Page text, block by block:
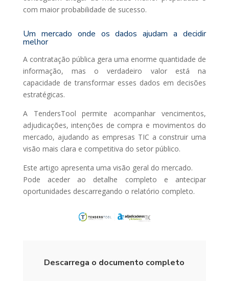
com maior probabilidade de sucesso.
Um mercado onde os dados ajudam a decidir
melhor
A contratação pública gera uma enorme quantidade de
informação, mas o verdadeiro valor está na
capacidade de transformar esses dados em decisões
estratégicas.
A TendersTool permite acompanhar vencimentos,
adjudicações, intenções de compra e movimentos do
mercado, ajudando as empresas TIC a construir uma
visão mais clara e competitiva do setor público.
Este artigo apresenta uma visão geral do mercado.
Pode aceder ao detalhe completo e antecipar
oportunidades descarregando o relatório completo.
Descarrega o documento completo